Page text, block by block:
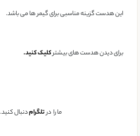
این هدست گزینه مناسبی برای گیمر ها می باشد.
برای دیدن هدست های بیشترکلیک کنید.
ما را درتلگرامدنبال کنید.